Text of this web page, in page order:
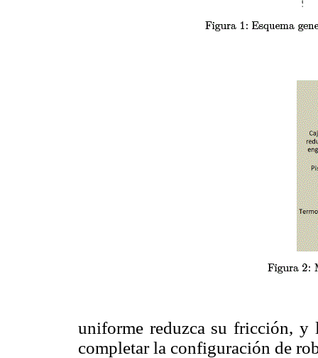
uniforme reduzca su fricción, y
completar la configuración de